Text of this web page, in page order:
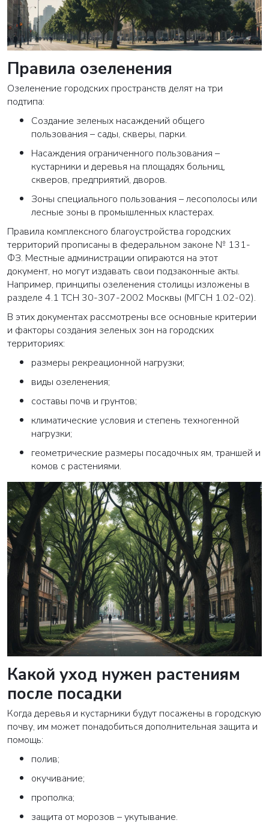
Правила озеленения
Озеленение городских пространств делят на три
подтипа:
Создание зеленых насаждений общего
пользования – сады, скверы, парки.
Насаждения ограниченного пользования –
кустарники и деревья на площадях больниц,
скверов, предприятий, дворов.
Зоны специального пользования – лесополосы или
лесные зоны в промышленных кластерах.
Правила комплексного благоустройства городских
территорий прописаны в федеральном законе № 131-
ФЗ. Местные администрации опираются на этот
документ, но могут издавать свои подзаконные акты.
Например, принципы озеленения столицы изложены в
разделе 4.1 ТСН 30-307-2002 Москвы (МГСН 1.02-02).
В этих документах рассмотрены все основные критерии
и факторы создания зеленых зон на городских
территориях:
размеры рекреационной нагрузки;
виды озеленения;
составы почв и грунтов;
климатические условия и степень техногенной
нагрузки;
геометрические размеры посадочных ям, траншей и
комов с растениями.
Какой уход нужен растениям
после посадки
Когда деревья и кустарники будут посажены в городскую
почву, им может понадобиться дополнительная защита и
помощь:
полив;
окучивание;
прополка;
защита от морозов – укутывание.
ВАША ЗАЯВКА ОТПРАВЛЕНА